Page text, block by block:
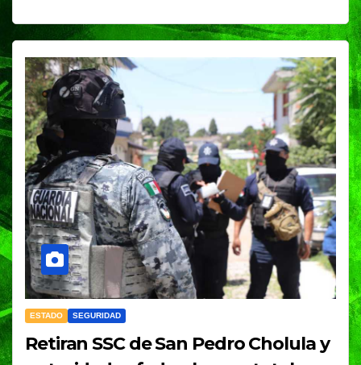
ESTADO SEGURIDAD
Retiran SSC de San Pedro Cholula y